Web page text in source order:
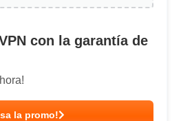
con la garantía de
la promo!